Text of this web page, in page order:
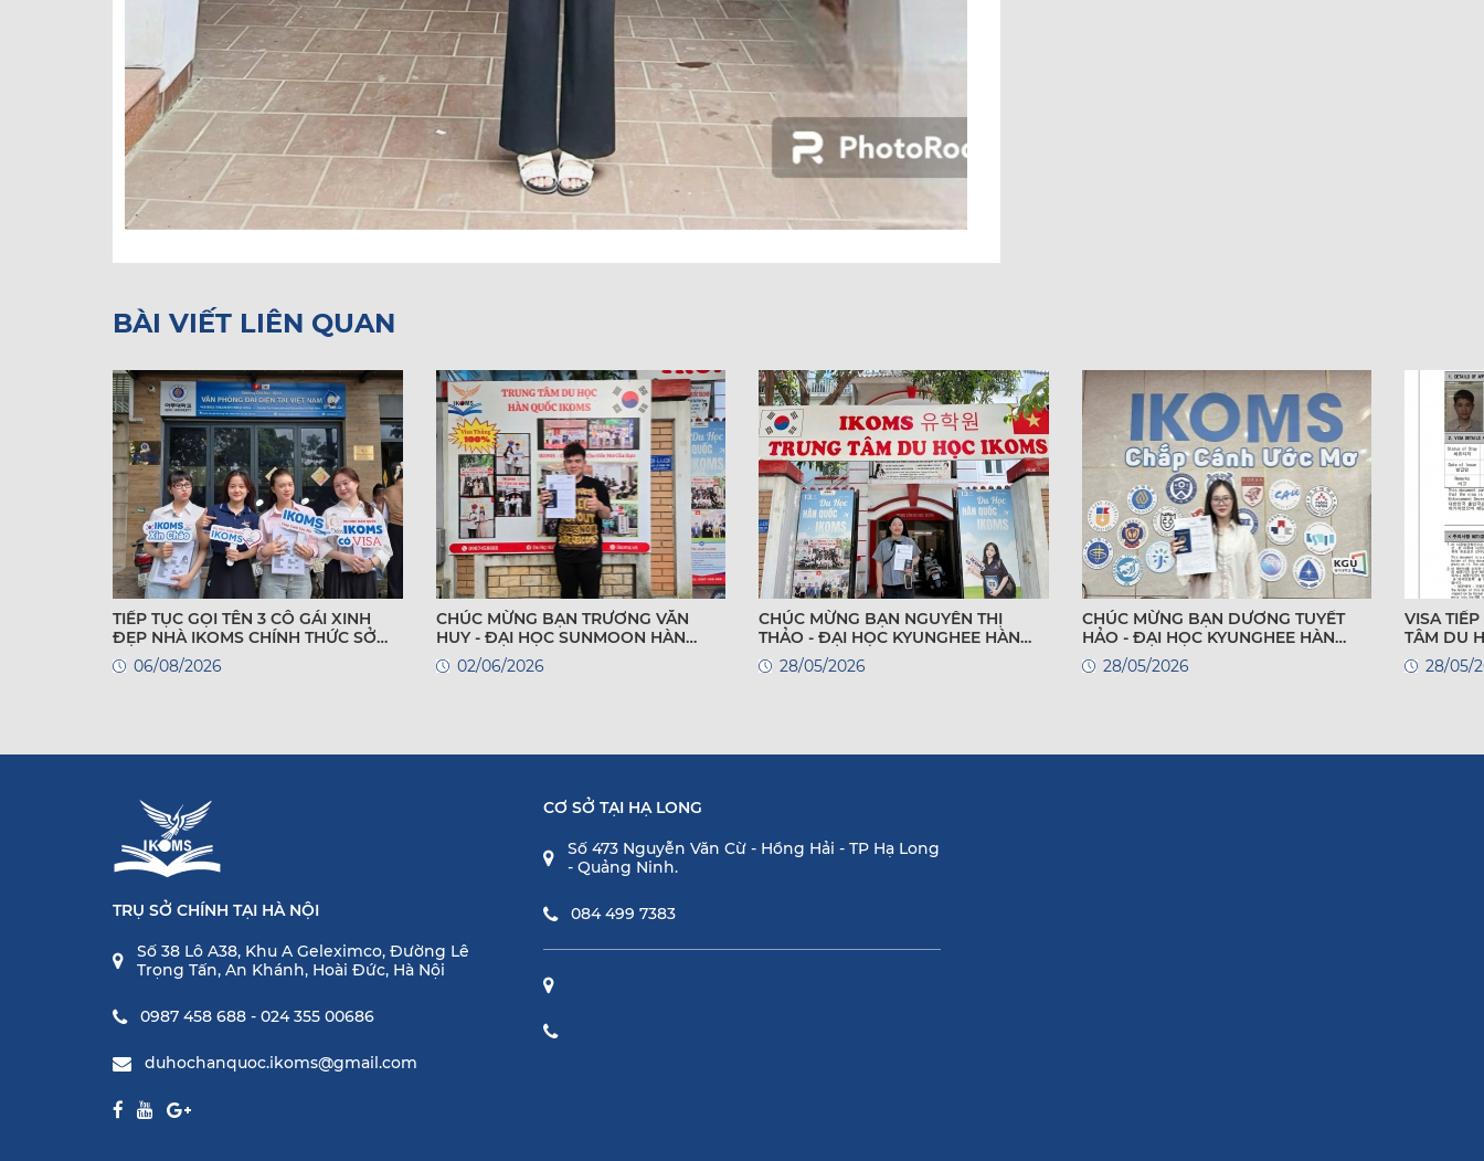
BÀI VIẾT LIÊN QUAN
TIẾP TỤC GỌI TÊN 3 CÔ GÁI XINH
ĐẸP NHÀ IKOMS CHÍNH THỨC SỞ
HỮU VISA DU HỌC HÀN QUỐC!
06/08/2026
CHÚC MỪNG BẠN TRƯƠNG VĂN
HUY - ĐẠI HỌC SUNMOON HÀN
QUỐC
02/06/2026
CHÚC MỪNG BẠN NGUYỄN THỊ
THẢO - ĐẠI HỌC KYUNGHEE HÀN
QUỐC
28/05/2026
CHÚC MỪNG BẠN DƯƠNG TUYẾT
HẢO - ĐẠI HỌC KYUNGHEE HÀN
QUỐC
28/05/2026
VISA TIẾP
TÂM DU
28/05/
TRỤ SỞ CHÍNH TẠI HÀ NỘI
Số 38 Lô A38, Khu A Geleximco, Đường Lê
Trọng Tấn, An Khánh, Hoài Đức, Hà Nội
0987 458 688 - 024 355 00686
duhochanquoc.ikoms@gmail.com
CƠ SỞ TẠI HẠ LONG
Số 473 Nguyễn Văn Cừ - Hồng Hải - TP Hạ Long
- Quảng Ninh.
084 499 7383